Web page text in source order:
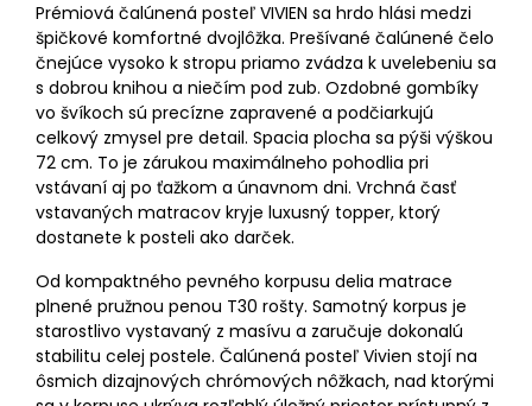
Prémiová čalúnená posteľ VIVIEN sa hrdo hlási medzi
špičkové komfortné dvojlôžka. Prešívané čalúnené čelo
čnejúce vysoko k stropu priamo zvádza k uvelebeniu sa
s dobrou knihou a niečím pod zub. Ozdobné gombíky
vo švíkoch sú precízne zapravené a podčiarkujú
celkový zmysel pre detail. Spacia plocha sa pýši výškou
72 cm. To je zárukou maximálneho pohodlia pri
vstávaní aj po ťažkom a únavnom dni. Vrchná časť
vstavaných matracov kryje luxusný topper, ktorý
dostanete k posteli ako darček.
Od kompaktného pevného korpusu delia matrace
plnené pružnou penou T30 rošty. Samotný korpus je
starostlivo vystavaný z masívu a zaručuje dokonalú
stabilitu celej postele. Čalúnená posteľ Vivien stojí na
ôsmich dizajnových chrómových nôžkach, nad ktorými